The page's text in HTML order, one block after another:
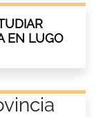
EN LUGO